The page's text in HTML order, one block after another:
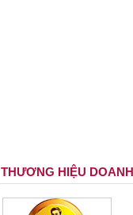
THƯƠNG HIỆU